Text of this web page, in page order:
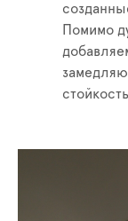
Помимо